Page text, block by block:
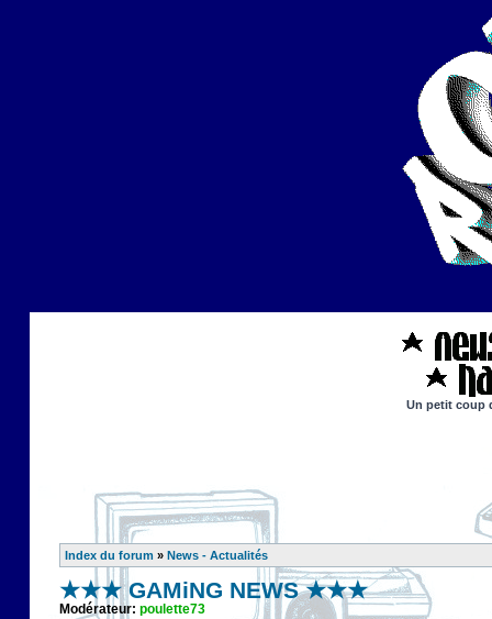
Un petit coup
Index du forum » News - Actualités
★★★ GAMiNG NEWS ★★★
Modérateur: poulette73